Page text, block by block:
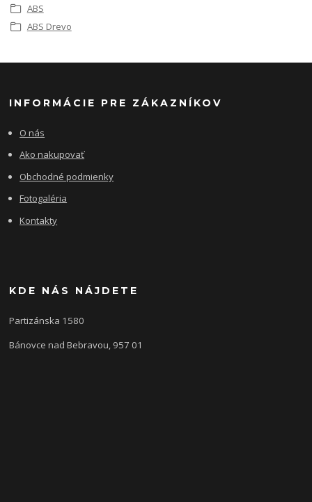
ABS
ABS Drevo
INFORMÁCIE PRE ZÁKAZNÍKOV
O nás
Ako nakupovať
Obchodné podmienky
Fotogaléria
Kontakty
KDE NÁS NÁJDETE
Partizánska 1580
Bánovce nad Bebravou, 957 01